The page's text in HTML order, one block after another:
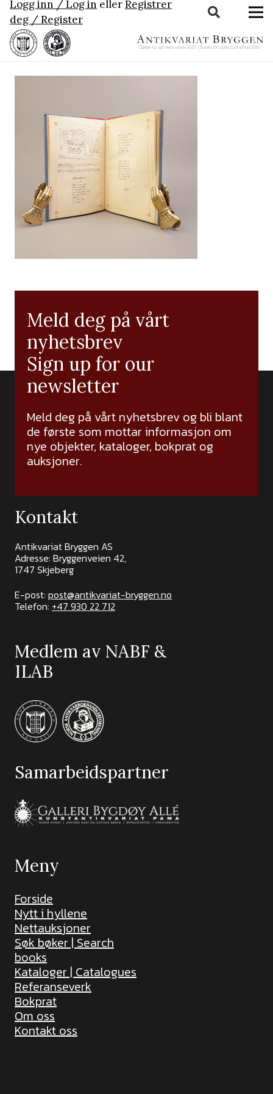
Logg inn / Log in ellerRegistrer
deg / Register
Meld deg på vårt
nyhetsbrev
Sign up for our
newsletter
Meld deg på vårt nyhetsbrev og bli blant
de første som mottar informasjon om
nye objekter, kataloger, bokprat og
auksjoner.
Kontakt
Antikvariat Bryggen AS
Adresse: Bryggenveien 42,
1747 Skjeberg
E-post: post@antikvariat-bryggen.no
Telefon: +47 930 22 712
Medlem av NABF &
ILAB
Samarbeidspartner
Meny
Forside
Nytt i hyllene
Nettauksjoner
Søk bøker | Search
books
Kataloger | Catalogues
Referanseverk
Bokprat
Om oss
Kontakt oss